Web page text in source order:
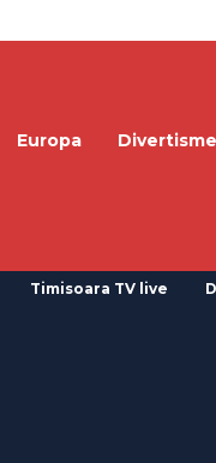
Europa
Timisoara TV live